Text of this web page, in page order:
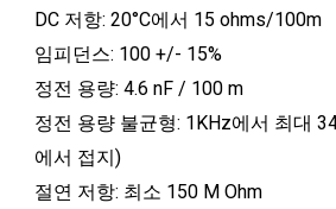
DC 저항: 20°C에서 15 ohms/100m
임피던스: 100 +/- 15%
정전 용량: 4.6 nF / 100 m
정전 용량 불균형: 1KHz에서 최대
에서 접지)
절연 저항: 최소 150 M Ohm